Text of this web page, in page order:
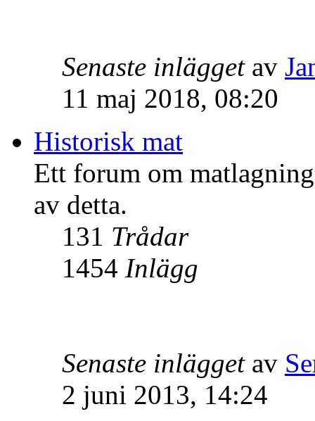
Senaste inläggetav
11 maj 2018, 08:20
Historisk mat
Ett forum om
av detta.
131 Trådar
1454 Inlägg
Senaste inläggetav
2 juni 2013, 14:24